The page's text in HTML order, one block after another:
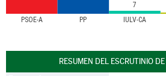
PSOE-A PP IULV-CA
7
RESUMEN DEL ESCRUTINIO